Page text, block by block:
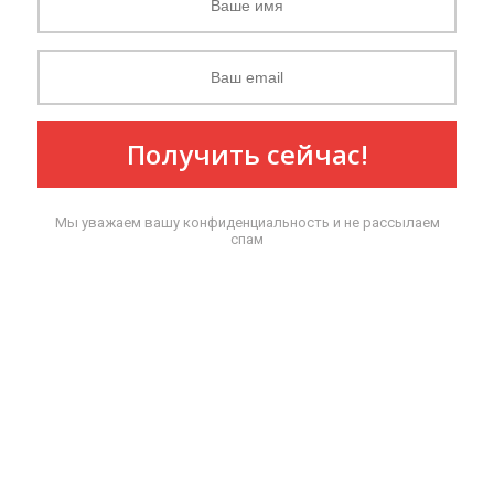
Получить сейчас!
Мы уважаем вашу конфиденциальность и не рассылаем
спам